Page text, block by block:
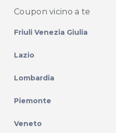
Coupon vicino a te
Friuli Venezia Giulia
Lazio
Lombardia
Piemonte
Veneto